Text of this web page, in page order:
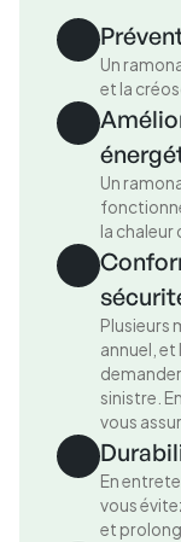
Un
et la
Un
la chaleur
Plusieurs
annuel, et
sinistre.
vous
En
vous
et